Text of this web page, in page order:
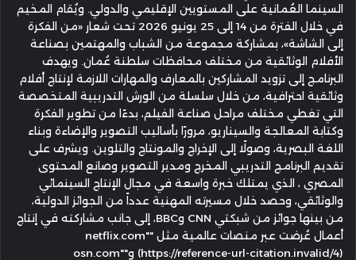
السينما العُمانية على المستويين الإقليمي والدولي. ويُقام المخيم
في خلال الفترة من 14 إلى 25 يونيو 2026 تحت شعار «من الفكرة
إلى الشاشة»، بمشاركة مجموعة من الشباب والمهتمين بصناعة
الأفلام الوثائقية من مختلف محافظات سلطنة عُمان. ويهدف
البرنامج إلى تزويد المشاركين بالمعارف والمهارات اللازمة لإنتاج أفلام
وثائقية احترافية، من خلال سلسلة من الورش التدريبية المتخصصة
التي تغطي مختلف مراحل صناعة الفيلم، بدءًا من تطوير الفكرة
وكتابة المعالجة والسيناريو، مرورًا بأساليب التصوير والإضاءة وبناء
اللغة البصرية، وصولًا إلى الإخراج والمونتاج والتلوين. ويشرف على
تقديم البرنامج التدريبي المخرج ومدير التصوير وصانع المحتوى
المصري ، الذي يمتلك خبرة واسعة في مجال الإنتاج السينمائي
والوثائقي، وحصد خلال مسيرته المهنية عدداً من الجوائز الدولية،
من بينها جوائز من شبكتي CNN وBBC، إلى جانب مشاركته في إنتاج
أعمال عُرضت عبر منصات عالمية مثل "netflix.com"
(https://reference-url-citation.invalid/4) و"osn.com"